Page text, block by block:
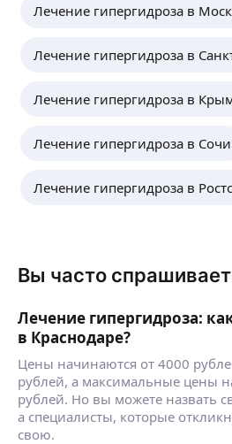
Лечение гипергидроза в
Лечение гипергидроза в
Лечение гипергидроза в
Лечение гипергидроза в Сочи
Лечение гипергидроза в
Вы часто
Лечение гипергидроза:
в Краснодаре?
Цены начинаются от 4000
рублей, а максимальные цены
рублей. Но вы можете назвать
а специалисты, которые
свою.